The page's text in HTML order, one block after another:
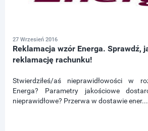
27 Wrzesień 2016
Reklamacja wzór Energa. Sprawdź,
reklamację rachunku!
Stwierdziłeś/aś nieprawidłowości w
Energa? Parametry jakościowe
nieprawidłowe? Przerwa w dostawie ener...